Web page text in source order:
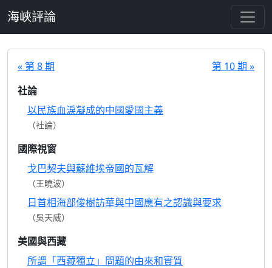
海峽評論
« 第 8 期
第 10 期 »
社論
以民族血淚凝成的中國愛國主義
（社論）
國際視窗
戈巴契夫與蘇維埃帝國的瓦解
（王曉波）
日首相海部俊樹訪華與中國應有之認識與要求
（吳天威）
美國與西藏
所謂「西藏獨立」問題的由來和實質